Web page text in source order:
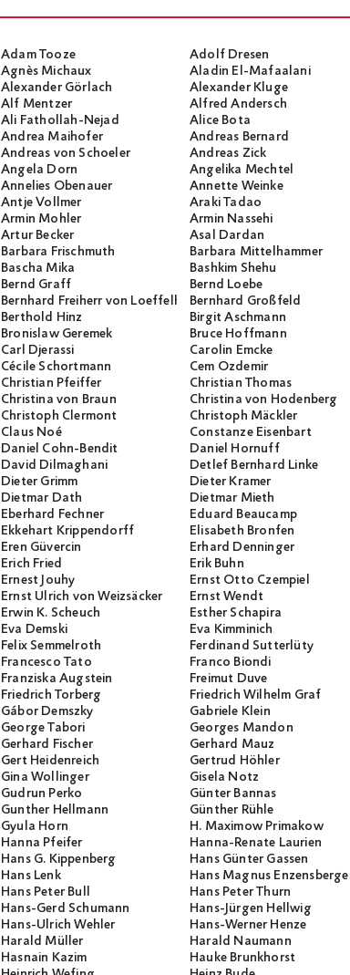
Adam Tooze Adolf Dresen
Agnès Michaux Aladin El-Mafaalani
Alexander Görlach Alexander Kluge
Alf Mentzer Alfred Andersch
Ali Fathollah-Nejad Alice Bota
Andrea Maihofer Andreas Bernard
Andreas von Schoeler Andreas Zick
Angela Dorn Angelika Mechtel
Annelies Obenauer Annette Weinke
Antje Vollmer Araki Tadao
Armin Mohler Armin Nassehi
Artur Becker Asal Dardan
Barbara Frischmuth Barbara Mittelhammer
Bascha Mika Bashkim Shehu
Bernd Graff Bernd Loebe
Bernhard Freiherr von LoeffelholzBernhard Großfeld
Berthold Hinz Birgit Aschmann
Bronislaw Geremek Bruce Hoffmann
Carl Djerassi Carolin Emcke
Cécile Schortmann Cem Özdemir
Christian Pfeiffer Christian Thomas
Christina von Braun Christina von Hodenberg
Christoph Clermont Christoph Mäckler
Claus Noé Constanze Eisenbart
Daniel Cohn-Bendit Daniel Hornuff
David Dilmaghani Detlef Bernhard Linke
Dieter Grimm Dieter Kramer
Dietmar Dath Dietmar Mieth
Eberhard Fechner Eduard Beaucamp
Ekkehart Krippendorff Elisabeth Bronfen
Eren Güvercin Erhard Denninger
Erich Fried Erik Buhn
Ernest Jouhy Ernst Otto Czempiel
Ernst Ulrich von Weizsäcker Ernst Wendt
Erwin K. Scheuch Esther Schapira
Eva Demski Eva Kimminich
Felix Semmelroth Ferdinand Sutterlüty
Francesco Tato Franco Biondi
Franziska Augstein Freimut Duve
Friedrich Torberg Friedrich Wilhelm Graf
Gábor Demszky Gabriele Klein
George Tabori Georges Mandon
Gerhard Fischer Gerhard Mauz
Gert Heidenreich Gertrud Höhler
Gina Wollinger Gisela Notz
Gudrun Perko Günter Bannas
Gunther Hellmann Günther Rühle
Gyula Horn H. Maximow Primakow
Hanna Pfeifer Hanna-Renate Laurien
Hans G. Kippenberg Hans Günter Gassen
Hans Lenk Hans Magnus
Hans Peter Bull Hans Peter Thurn
Hans-Gerd Schumann Hans-Jürgen Hellwig
Hans-Ulrich Wehler Hans-Werner Henze
Harald Müller Harald Naumann
Hasnain Kazim Hauke Brunkhorst